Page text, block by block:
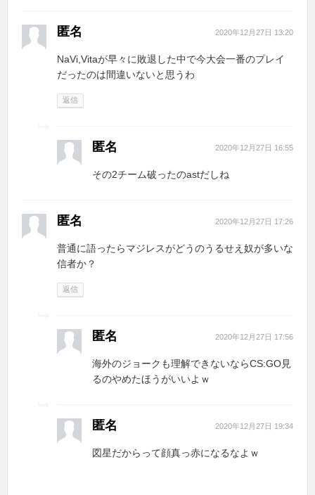
匿名 2020年12月27日 13:20
NaVi,Vitaが早々に敗退した中で今大会一番のプレイ
だったのは間違いないと思うわ
返信
匿名 2020年12月27日 16:55
その2チーム破ったのastだしね
匿名 2020年12月27日 17:26
普通に語ったらマジレスがどうのうるせえ奴が多いな
信者か？
返信
匿名 2020年12月27日 17:56
海外のジョークも理解できないならCS:GO見
るのやめたほうがいいよｗ
匿名 2020年12月27日 19:34
図星だからって顔真っ赤になるなよｗ